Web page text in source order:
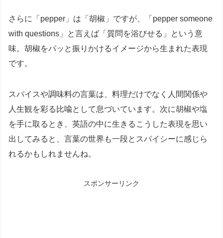
さらに「pepper」は「胡椒」ですが、「pepper someone
with questions」と言えば「質問を浴びせる」という意
味。胡椒をパッと振りかけるイメージから生まれた表現
です。
スパイスや調味料の言葉は、料理だけでなく人間関係や
人生観を彩る比喩として息づいています。次に胡椒や塩
を手に取るとき、英語の中に生きるこうした表現を思い
出してみると、言葉の世界も一段とスパイシーに感じら
れるかもしれませんね。
スポンサーリンク